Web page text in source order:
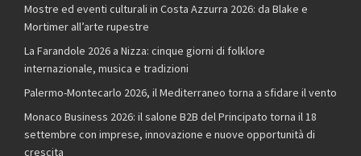
Mostre ed eventi culturali in Costa Azzurra 2026: da Blake e
Mortimer all’arte rupestre
La Farandole 2026 a Nizza: cinque giorni di folklore
internazionale, musica e tradizioni
Palermo-Montecarlo 2026, il Mediterraneo torna a sfidare il vento
Monaco Business 2026: il salone B2B del Principato torna il 18
settembre con imprese, innovazione e nuove opportunità di
crescita